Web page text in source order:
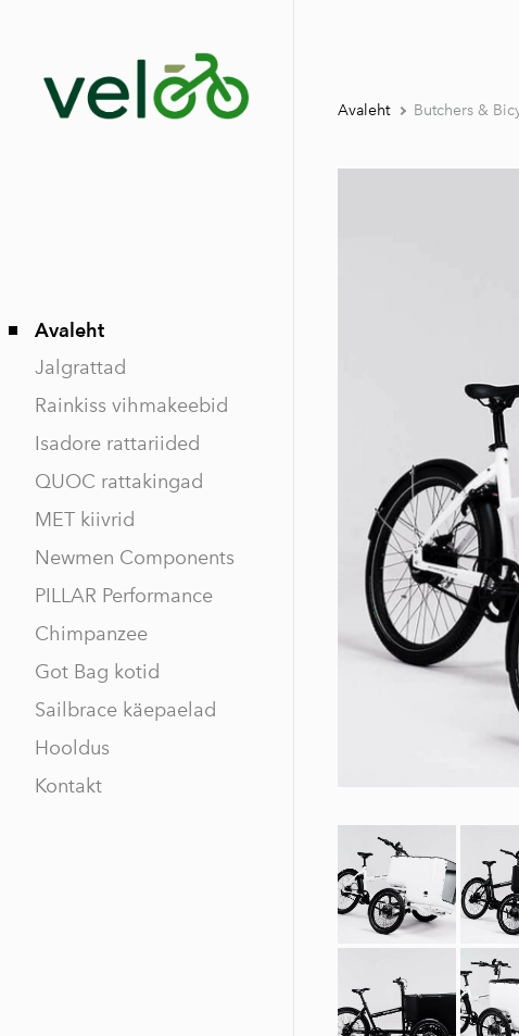
Avaleht
Jalgrattad
Rainkiss vihmakeebid
Isadore rattariided
QUOC rattakingad
MET kiivrid
Newmen Components
PILLAR Performance
Chimpanzee
Got Bag kotid
Sailbrace käepaelad
Hooldus
Kontakt
Avaleht Butchers &